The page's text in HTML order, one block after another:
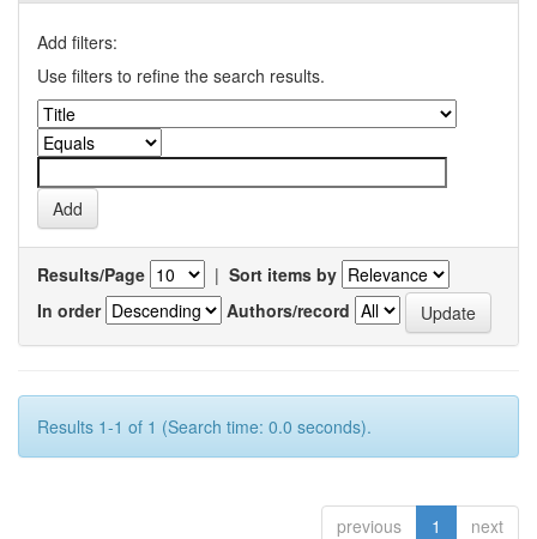
Add filters:
Use filters to refine the search results.
Results/Page | Sort items by
In order
Authors/record
Results 1-1 of 1 (Search time: 0.0 seconds).
previous 1 next